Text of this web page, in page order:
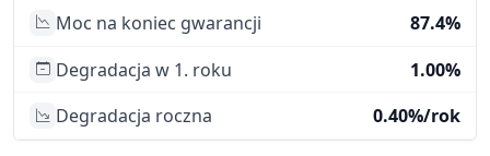
Moc na koniec gwarancji
87.4%
Degradacja w 1. roku
1.00%
Degradacja roczna
0.40%/rok